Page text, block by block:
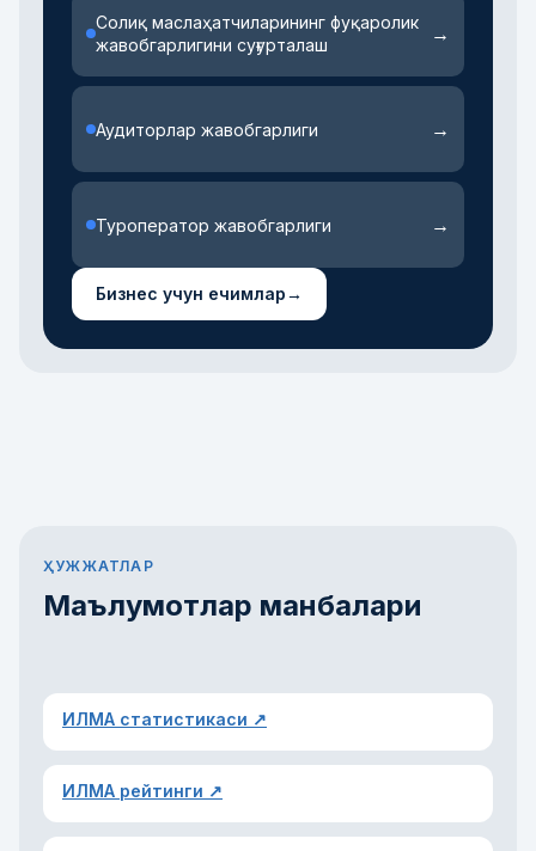
Солиқ маслаҳатчиларининг фуқаролик
жавобгарлигини суғурталаш
→
Аудиторлар жавобгарлиги →
Туроператор жавобгарлиги →
Бизнес учун ечимлар→
ҲУЖЖАТЛАР
Маълумотлар манбалари
ИЛМА статистикаси ↗
ИЛМА рейтинги ↗